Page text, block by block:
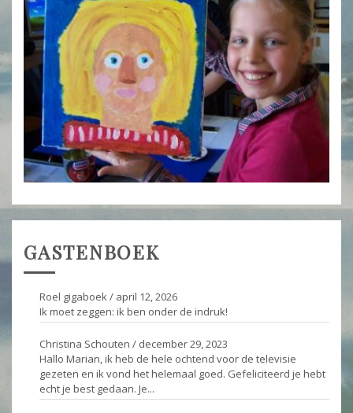
GASTENBOEK
Roel gigaboek/ april 12, 2026
Ik moet zeggen: ik ben onder de indruk!
Christina Schouten / december 29, 2023
Hallo Marian, ik heb de hele ochtend voor de televisie
gezeten en ik vond het helemaal goed. Gefeliciteerd je hebt
echt je best gedaan. Je...